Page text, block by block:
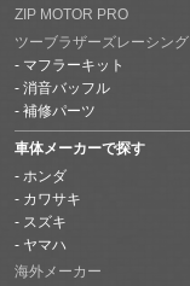
ZIP MOTOR PRO
ツーブラザーズレーシング
マフラーキット
消音バッフル
補修パーツ
車体メーカーで探す
ホンダ
カワサキ
スズキ
ヤマハ
海外メーカー